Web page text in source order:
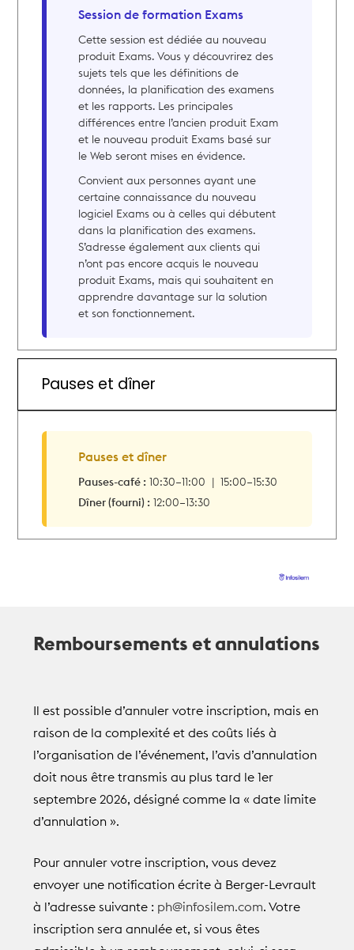
Session de formation Exams
Cette session est dédiée au nouveau
produit Exams. Vous y découvrirez des
sujets tels que les définitions de
données, la planification des examens
et les rapports. Les principales
différences entre l’ancien produit Exam
et le nouveau produit Exams basé sur
le Web seront mises en évidence.
Convient aux personnes ayant une
certaine connaissance du nouveau
logiciel Exams ou à celles qui débutent
dans la planification des examens.
S’adresse également aux clients qui
n’ont pas encore acquis le nouveau
produit Exams, mais qui souhaitent en
apprendre davantage sur la solution
et son fonctionnement.
Pauses et dîner
Pauses et dîner
Pauses-café : 10:30–11:00 | 15:00–15:30
Dîner (fourni) : 12:00–13:30
Remboursements et annulations
Il est possible d’annuler votre inscription, mais en
raison de la complexité et des coûts liés à
l’organisation de l’événement, l’avis d’annulation
doit nous être transmis au plus tard le 1er
septembre 2026, désigné comme la « date limite
d’annulation ».
Pour annuler votre inscription, vous devez
envoyer une notification écrite à Berger-Levrault
à l’adresse suivante : ph@infosilem.com. Votre
inscription sera annulée et, si vous êtes